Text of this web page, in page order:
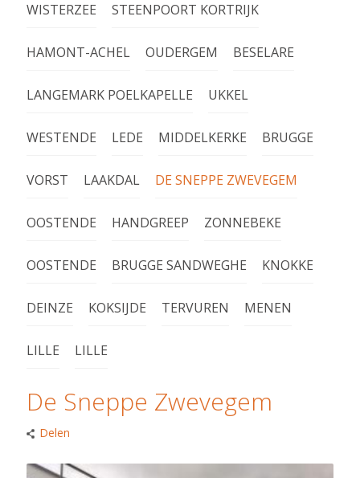
WISTERZEE STEENPOORT KORTRIJK
HAMONT-ACHEL OUDERGEM BESELARE
LANGEMARK POELKAPELLE UKKEL
WESTENDE LEDE MIDDELKERKE BRUGGE
VORST LAAKDAL DE SNEPPE ZWEVEGEM
OOSTENDE HANDGREEP ZONNEBEKE
OOSTENDE BRUGGE SANDWEGHE KNOKKE
DEINZE KOKSIJDE TERVUREN MENEN
LILLE LILLE
De Sneppe Zwevegem
Delen